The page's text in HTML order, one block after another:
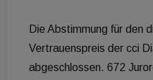
Die Abstimmung für den
Vertrauenspreis der cci
abgeschlossen. 672